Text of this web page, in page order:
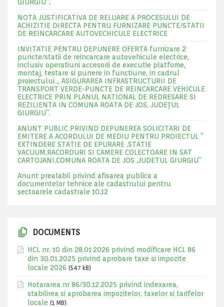
GIURGIU”.
NOTA JUSTIFICATIVA DE RELUARE A PROCESULUI DE
ACHIZITIE DIRECTA PENTRU FURNIZARE PUNCTE/STATII
DE REINCARCARE AUTOVECHICULE ELECTRICE
INVITATIE PENTRU DEPUNERE OFERTA furnizare 2
puncte/statii de reincarcare autovehicule electrice,
inclusiv operatiuni accesorii de executie platfome,
montaj, testare si punere in functiune, in cadrul
proiectului „ ASIGURAREA INFRASTRUCTURII DE
TRANSPORT VERDE-PUNCTE DE REINCARCARE VEHICULE
ELECTRICE PRIN PLANUL NATIONAL DE REDRESARE SI
REZILIENTA IN COMUNA ROATA DE JOS, JUDEŢUL
GIURGIU”.
ANUNT PUBLIC PRIVIND DEPUNEREA SOLICITARI DE
EMITERE A ACORDULUI DE MEDIU PENTRU PROIECTUL ”
EXTINDERE STATIE DE EPURARE ,STATIE
VACUUM,RACORDURI SI CAMERE COLECTOARE IN SAT
CARTOJANI,COMUNA ROATA DE JOS ,JUDETUL GIURGIU”
Anunt prealabil privind afisarea publica a
documentelor tehnice ale cadastrului pentru
sectoarele cadastrale 10,12
DOCUMENTS
HCL nr. 10 din 28.01.2026 privind modificare HCL 86
din 30.01.2025 privind aprobare taxe si impozite
locale 2026 (547 kB)
Hotararea nr 86/30.12.2025 privind indexarea,
stabilirea si aprobarea impozitelor, taxelor si tarifelor
locale (1 MB)